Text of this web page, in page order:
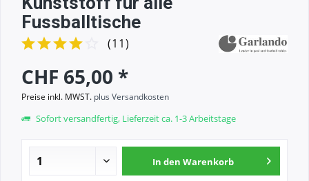
Fussballtische
(11)
CHF 65,00 *
Preise inkl. MWST. plus Versandkosten
Sofort versandfertig, Lieferzeit ca. 1-3 Arbeitstage
In den Warenkorb